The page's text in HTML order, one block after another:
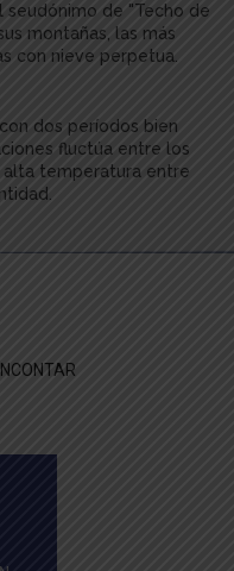
de "Techo de
montañas, las más
con nieve perpetua.
dos períodos bien
fluctúa entre los
alta temperatura entre